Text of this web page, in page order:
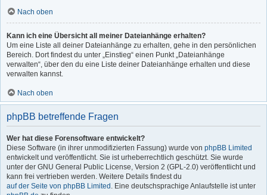
Nach oben
Kann ich eine Übersicht all meiner Dateianhänge erhalten?
Um eine Liste all deiner Dateianhänge zu erhalten, gehe in den persönlichen
Bereich. Dort findest du unter „Einstieg“ einen Punkt „Dateianhänge
verwalten“, über den du eine Liste deiner Dateianhänge erhalten und diese
verwalten kannst.
Nach oben
phpBB betreffende Fragen
Wer hat diese Forensoftware entwickelt?
Diese Software (in ihrer unmodifizierten Fassung) wurde von phpBB Limited
entwickelt und veröffentlicht. Sie ist urheberrechtlich geschützt. Sie wurde
unter der GNU General Public License, Version 2 (GPL-2.0) veröffentlicht und
kann frei vertrieben werden. Weitere Details findest du
auf der Seite von phpBB Limited . Eine deutschsprachige Anlaufstelle ist unter